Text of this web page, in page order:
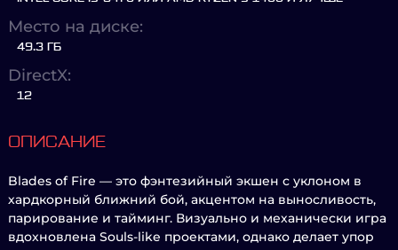
Место на диске:
49.3 ГБ
DirectX:
12
ОПИСАНИЕ
Blades of Fire — это фэнтезийный экшен с уклоном в
хардкорный ближний бой, акцентом на выносливость,
парирование и тайминг. Визуально и механически игра
вдохновлена Souls-like проектами, однако делает упор